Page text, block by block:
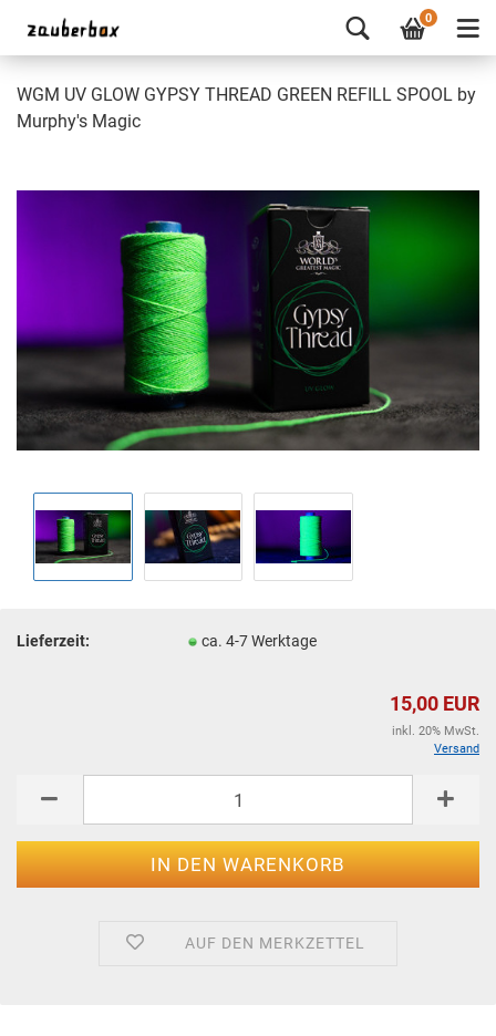
0
WGM UV GLOW GYPSY THREAD GREEN REFILL SPOOL by
Murphy's Magic
Lieferzeit: ca. 4-7 Werktage
15,00 EUR
inkl. 20% MwSt.
Versand
AUF DEN MERKZETTEL